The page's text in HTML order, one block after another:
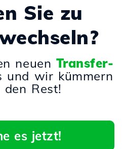
Sie zu
neuen Transfer-
und wir kümmern
Rest!
es jetzt!